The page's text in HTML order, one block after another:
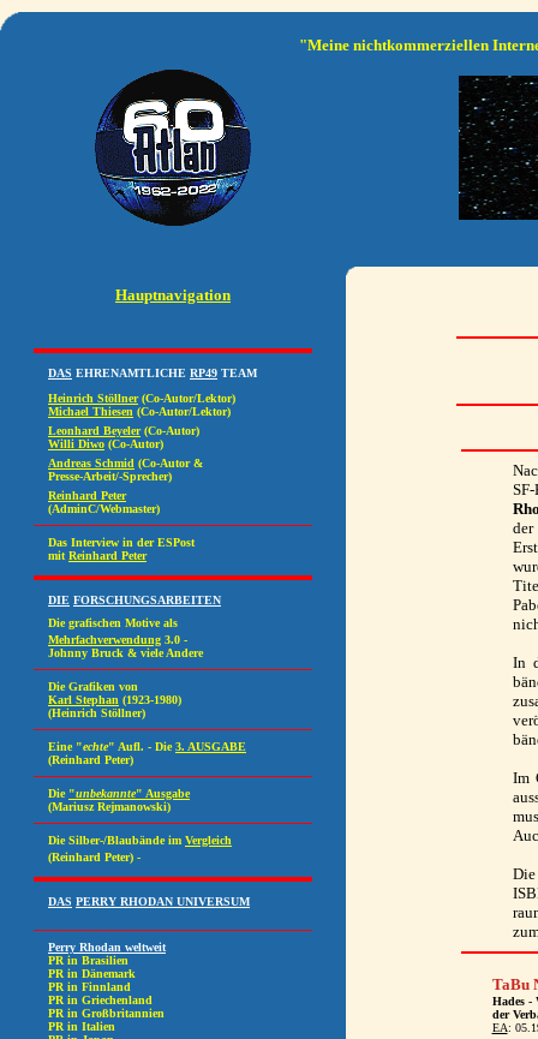
"Meine nichtkommerziellen
Hauptnavigation
In
Im
TaBu
Hades -
der
EA: